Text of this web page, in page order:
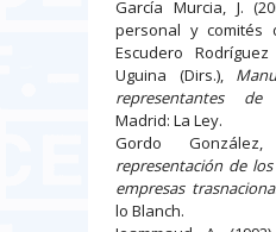
García Murcia, J.
personal y comités
Escudero
Uguina (Dirs.),
representantes
Madrid: La Ley.
Gordo
representación de
empresas
lo Blanch.